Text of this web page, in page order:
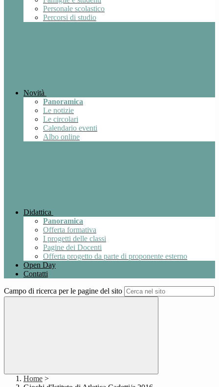
Personale scolastico
Percorsi di studio
Novità
Panoramica
Le notizie
Le circolari
Calendario eventi
Albo online
Didattica
Panoramica
Offerta formativa
I progetti delle classi
Pagine dei Docenti
Offerta progetto da parte di proponente esterno
Open Day
Contatti
Campo di ricerca per le pagine del sito
Home >